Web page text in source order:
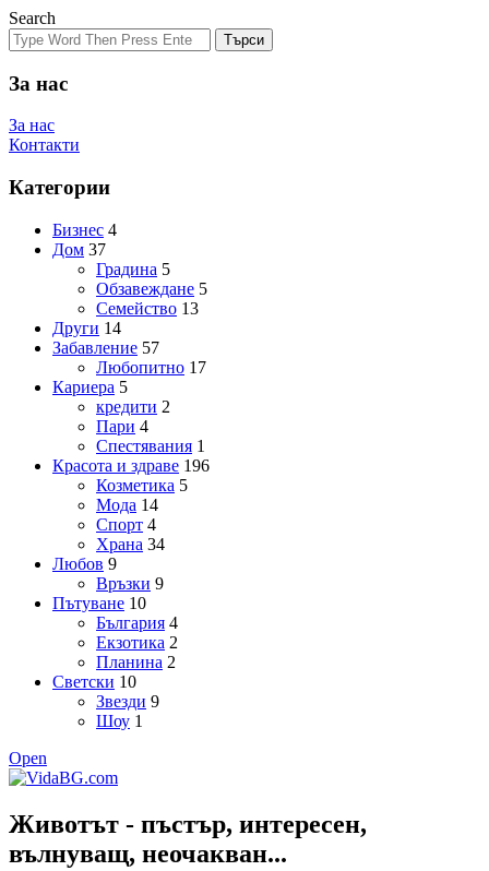
Search
Търси
За нас
За нас
Контакти
Категории
Бизнес 4
Дом 37
Градина 5
Обзавеждане 5
Семейство 13
Други 14
Забавление 57
Любопитно 17
Кариера 5
кредити 2
Пари 4
Спестявания 1
Красота и здраве 196
Козметика 5
Мода 14
Спорт 4
Храна 34
Любов 9
Връзки 9
Пътуване 10
България 4
Екзотика 2
Планина 2
Светски 10
Звезди 9
Шоу 1
Open
Животът - пъстър, интересен,
вълнуващ, неочакван...